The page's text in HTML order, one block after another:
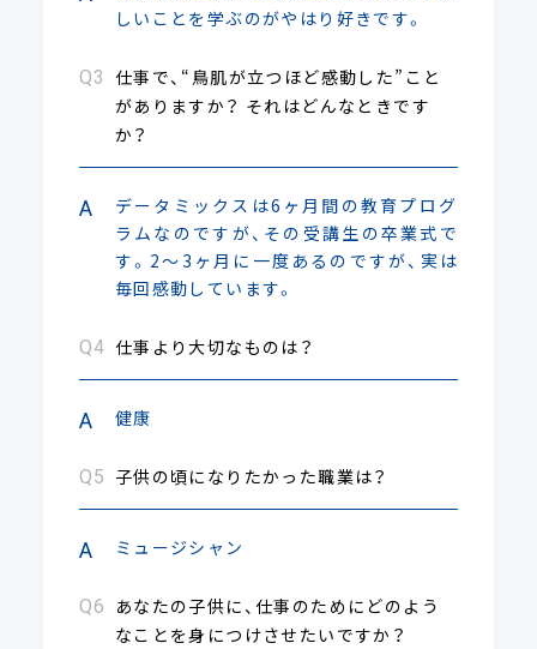
しいことを学ぶのがやはり好きです。
仕事で、“鳥肌が立つほど感動した”こと
がありますか？ それはどんなときです
か？
データミックスは6ヶ月間の教育プログ
ラムなのですが、その受講生の卒業式で
す。2〜3ヶ月に一度あるのですが、実は
毎回感動しています。
仕事より大切なものは？
健康
子供の頃になりたかった職業は？
ミュージシャン
あなたの子供に、仕事のためにどのよう
なことを身につけさせたいですか？